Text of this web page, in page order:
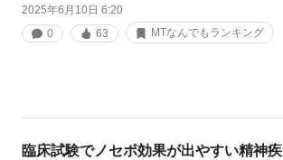
2025年6月10日 6:20
0
63 MTなんでもランキング
臨床試験でノセボ効果が出やすい精神疾